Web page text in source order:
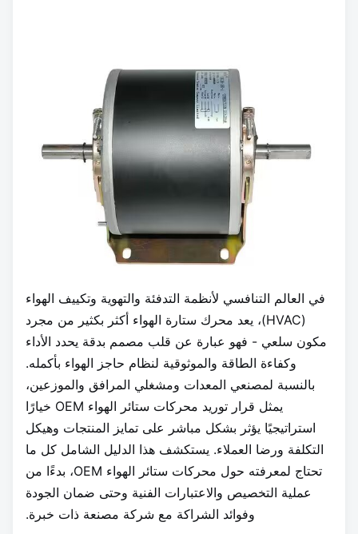
في العالم التنافسي لأنظمة التدفئة والتهوية وتكييف الهواء
(HVAC)، يعد محرك ستارة الهواء أكثر بكثير من مجرد
مكون سلعي - فهو عبارة عن قلب مصمم بدقة يحدد الأداء
وكفاءة الطاقة والموثوقية لنظام حاجز الهواء بأكمله.
بالنسبة لمصنعي المعدات ومشغلي المرافق والموزعين،
يمثل قرار توريد محركات ستائر الهواء OEM خيارًا
استراتيجيًا يؤثر بشكل مباشر على تمايز المنتجات وهيكل
التكلفة ورضا العملاء. يستكشف هذا الدليل الشامل كل ما
تحتاج لمعرفته حول محركات ستائر الهواء OEM، بدءًا من
عملية التخصيص والاعتبارات الفنية وحتى ضمان الجودة
وفوائد الشراكة مع شركة مصنعة ذات خبرة.